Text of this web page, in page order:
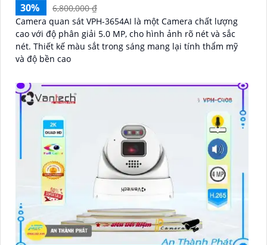
30%
6,800,000 ₫
Camera quan sát VPH-3654AI là một Camera chất lượng
cao với độ phân giải 5.0 MP, cho hình ảnh rõ nét và sắc
nét. Thiết kế màu sắt trong sáng mang lại tính thẩm mỹ
và độ bền cao